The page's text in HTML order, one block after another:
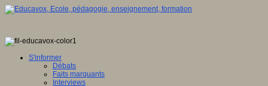
S'informer
Débats
Faits marquants
Interviews